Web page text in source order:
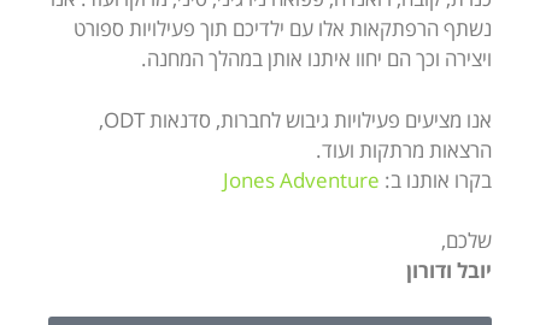
נשתף הרפתקאות אלו עם ילדיכם תוך פעילויות ספורט
ויצירה וכך הם יחוו איתנו אותן במהלך המחנה.
אנו מציעים פעילויות גיבוש לחברות, סדנאות ODT,
הרצאות מרתקות ועוד.
בקרו אותנו ב: Jones Adventure
שלכם,
יובל ודורון